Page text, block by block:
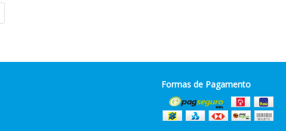
Formas de Pagamento